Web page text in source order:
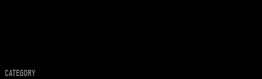
CATEGORY